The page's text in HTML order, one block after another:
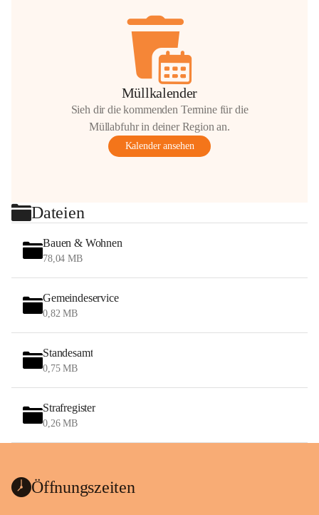
Müllkalender
Sieh dir die kommenden Termine für die
Müllabfuhr in deiner Region an.
Kalender ansehen
Dateien
Bauen & Wohnen
78,04 MB
Gemeindeservice
0,82 MB
Standesamt
0,75 MB
Strafregister
0,26 MB
Öffnungszeiten